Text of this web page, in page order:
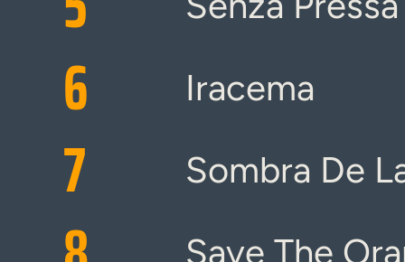
6 Iracema
7 Sombra De
Save The